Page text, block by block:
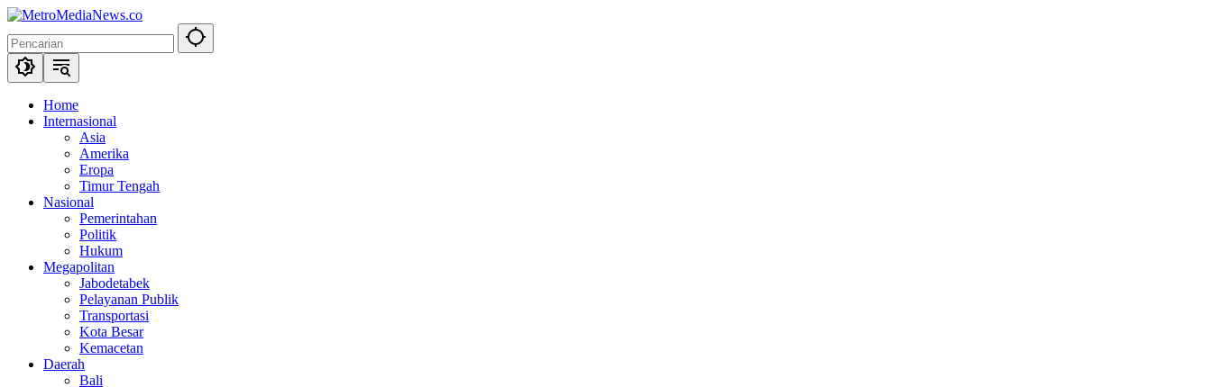
Langsung
konten
Home
Internasional
Asia
Amerika
Eropa
Timur Tengah
Nasional
Pemerintahan
Politik
Hukum
Megapolitan
Jabodetabek
Pelayanan Publik
Transportasi
Kota Besar
Kemacetan
Daerah
Bali